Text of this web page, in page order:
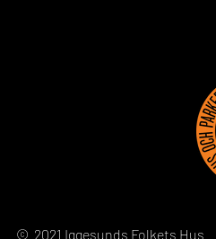
© 2021 Iggesunds Folkets